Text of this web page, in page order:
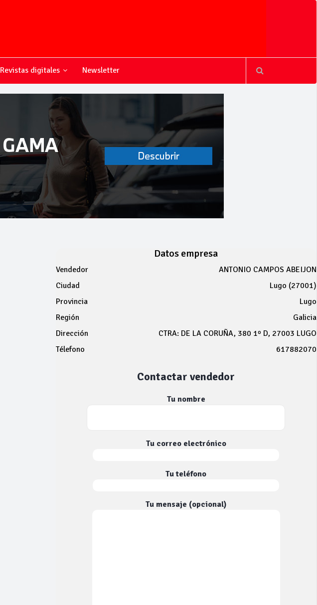
Revistas digitales Newsletter
Datos empresa
Vendedor
ANTONIO CAMPOS ABEIJON
Ciudad
Lugo (27001)
Provincia
Lugo
Región
Galicia
Dirección
CTRA: DE LA CORUÑA, 380 1º D, 27003 LUGO
Télefono
617882070
Contactar vendedor
Tu nombre
Tu correo electrónico
Tu teléfono
Tu mensaje (opcional)